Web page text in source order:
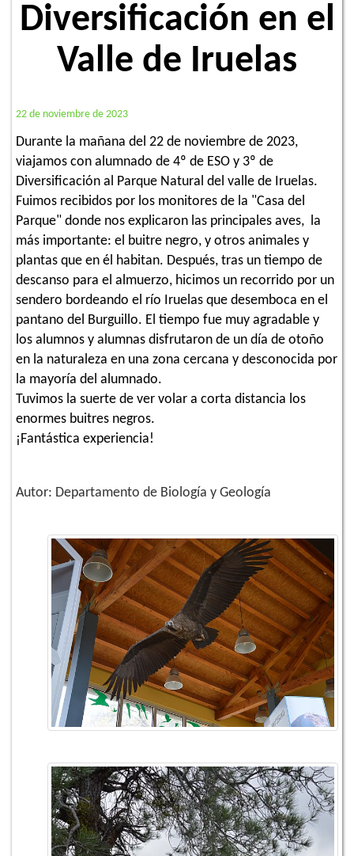
Diversificación en el
Valle de Iruelas
22 de noviembre de 2023
Durante la mañana del 22 de noviembre de 2023,
viajamos con alumnado de 4º de ESO y 3º de
Diversificación al Parque Natural del valle de Iruelas.
Fuimos recibidos por los monitores de la "Casa del
Parque" donde nos explicaron las principales aves, la
más importante: el buitre negro, y otros animales y
plantas que en él habitan. Después, tras un tiempo de
descanso para el almuerzo, hicimos un recorrido por un
sendero bordeando el río Iruelas que desemboca en el
pantano del Burguillo. El tiempo fue muy agradable y
los alumnos y alumnas disfrutaron de un día de otoño
en la naturaleza en una zona cercana y desconocida por
la mayoría del alumnado.
Tuvimos la suerte de ver volar a corta distancia los
enormes buitres negros.
¡Fantástica experiencia!
Autor: Departamento de Biología y Geología